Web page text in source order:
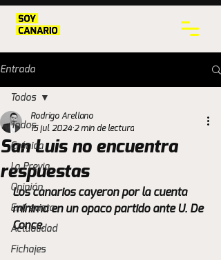
Entrada
Todos
Crónica
La Previa
Opinión
Entrevista
Actualidad
Fichajes
Todos
San Luis no encuentra
respuestas
Rodrigo Arellano
15 jul 2024 2 min de lectura
Los canarios cayeron por la cuenta
mínima en un opaco partido ante U. De
Conce.